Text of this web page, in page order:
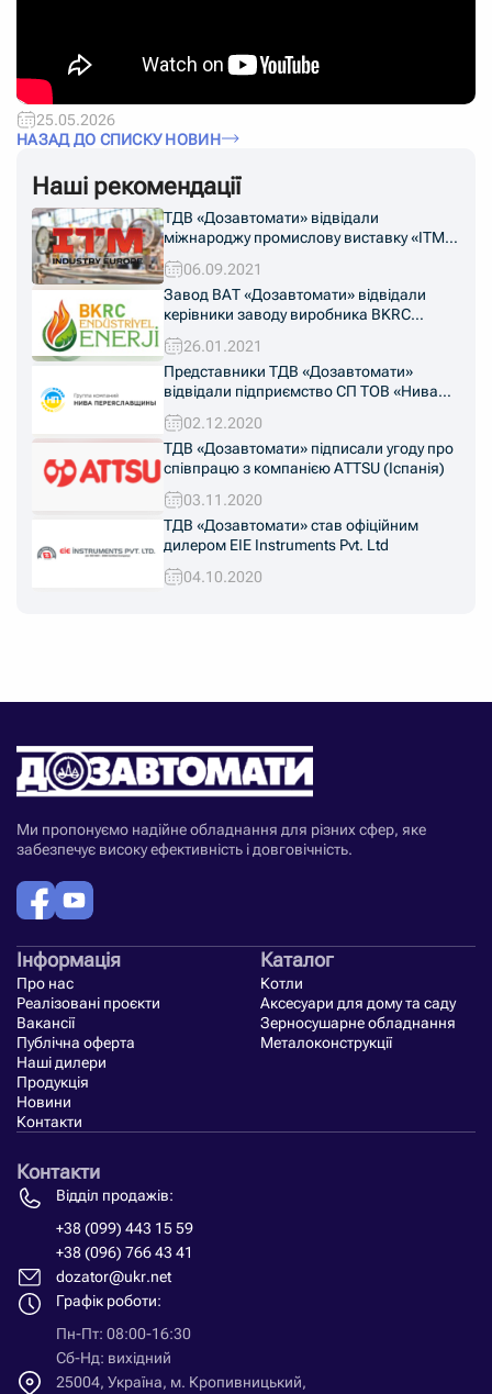
25.05.2026
НАЗАД ДО СПИСКУ НОВИН
Наші рекомендації
ТДВ «Дозавтомати» відвідали
міжнароджу промислову виставку «ITM
Industry Europe 2021»
06.09.2021
Завод ВАТ «Дозавтомати» відвідали
керівники заводу виробника BKRC
«Endüstriyel Enerji» з Туреччини
26.01.2021
Представники ТДВ «Дозавтомати»
відвідали підприємство СП ТОВ «Нива
Переяславщини» в Київській області
02.12.2020
ТДВ «Дозавтомати» підписали угоду про
співпрацю з компанією ATTSU (Іспанія)
03.11.2020
ТДВ «Дозавтомати» став офіційним
дилером EIE Instruments Pvt. Ltd
04.10.2020
Ми пропонуємо надійне обладнання для різних сфер, яке
забезпечує високу ефективність і довговічність.
Інформація
Про нас
Реалізовані проєкти
Вакансії
Публічна оферта
Наші дилери
Продукція
Новини
Контакти
Каталог
Котли
Аксесуари для дому та саду
Зерносушарне обладнання
Металоконструкції
Контакти
Відділ продажів:
+38 (099) 443 15 59
+38 (096) 766 43 41
dozator@ukr.net
Графік роботи:
Пн-Пт: 08:00-16:30
Сб-Нд: вихідний
25004, Україна, м. Кропивницький,